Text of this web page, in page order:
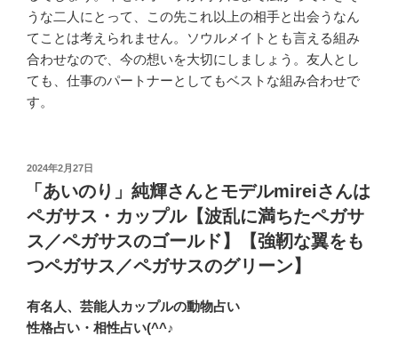
うな二人にとって、この先これ以上の相手と出会うなん
てことは考えられません。ソウルメイトとも言える組み
合わせなので、今の想いを大切にしましょう。友人とし
ても、仕事のパートナーとしてもベストな組み合わせで
す。
投
2024年2月27日
「あいのり」純輝さんとモデルmireiさんは
ペガサス・カップル【波乱に満ちたペガサ
ス／ペガサスのゴールド】【強靭な翼をも
つペガサス／ペガサスのグリーン】
有名人、芸能人カップルの動物占い
性格占い・相性占い(^^♪